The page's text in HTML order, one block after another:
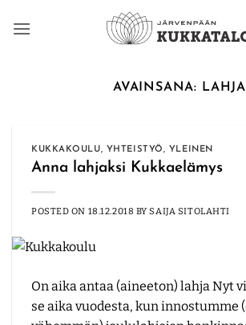
AVAINSANA: LAHJA
KUKKAKOULU, YHTEISTYÖ, YLEINEN
Anna lahjaksi Kukkaelämys
POSTED ON 18.12.2018 BYSAIJA SITOLAHTI
On aika antaa (aineeton) lahja Nyt
se aika vuodesta, kun innostumme